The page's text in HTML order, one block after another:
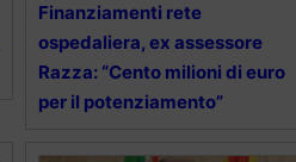
Finanziamenti rete
ospedaliera, ex assessore
Razza: “Cento milioni di euro
per il potenziamento”